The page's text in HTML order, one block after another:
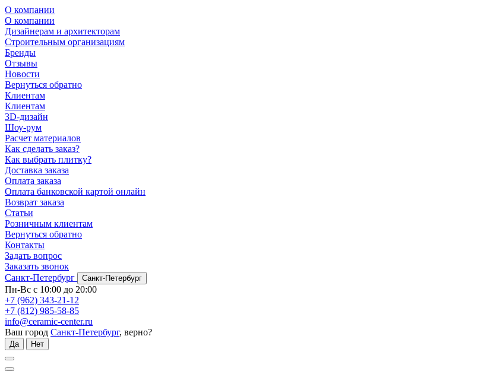
О компании
О компании
Дизайнерам и архитекторам
Строительным организациям
Бренды
Отзывы
Новости
Вернуться обратно
Клиентам
Клиентам
3D-дизайн
Шоу-рум
Расчет материалов
Как сделать заказ?
Как выбрать плитку?
Доставка заказа
Оплата заказа
Оплата банковской картой онлайн
Возврат заказа
Статьи
Розничным клиентам
Вернуться обратно
Контакты
Задать вопрос
Заказать звонок
Санкт-Петербург
Санкт-Петербург
Пн-Вс с 10:00 до 20:00
+7 (962) 343-21-12
+7 (812) 985-58-85
info@ceramic-center.ru
Ваш город Санкт-Петербург, верно?
Да Нет